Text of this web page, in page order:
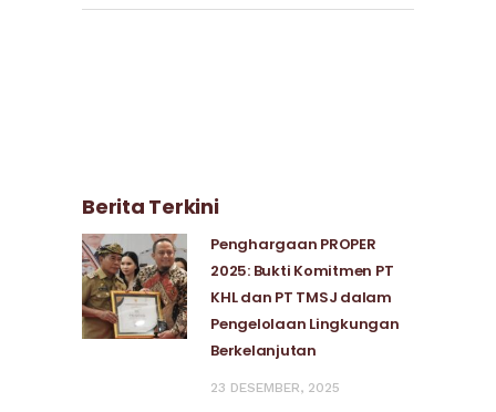
Berita Terkini
Penghargaan PROPER
2025: Bukti Komitmen PT
KHL dan PT TMSJ dalam
Pengelolaan Lingkungan
Berkelanjutan
23 DESEMBER, 2025